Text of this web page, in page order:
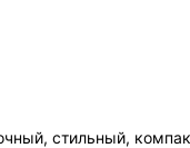
стильный,